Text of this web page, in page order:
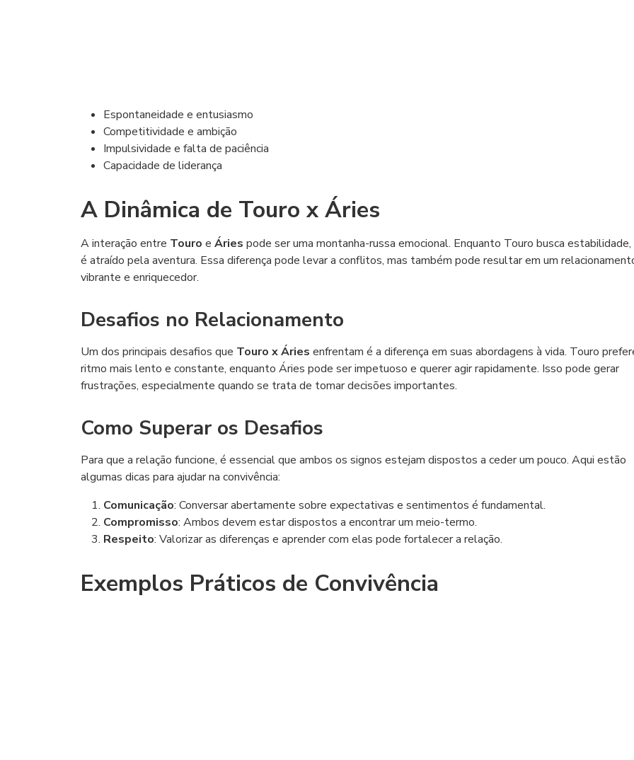
Espontaneidade e entusiasmo
Competitividade e ambição
Impulsividade e falta de paciência
Capacidade de liderança
A Dinâmica de Touro x Áries
A interação entre Touro e Áries pode ser uma montanha-russa emocional. Enquanto Touro busca
é atraído pela aventura. Essa diferença pode levar a conflitos, mas também pode resultar em um
vibrante e enriquecedor.
Desafios no Relacionamento
Um dos principais desafios que Touro x Áries enfrentam é a diferença em suas abordagens à vida. Touro
ritmo mais lento e constante, enquanto Áries pode ser impetuoso e querer agir rapidamente. Isso pode gerar
frustrações, especialmente quando se trata de tomar decisões importantes.
Como Superar os Desafios
Para que a relação funcione, é essencial que ambos os signos estejam dispostos a ceder um pouco. Aqui estão
algumas dicas para ajudar na convivência:
Comunicação: Conversar abertamente sobre expectativas e sentimentos é fundamental.
Compromisso: Ambos devem estar dispostos a encontrar um meio-termo.
Respeito: Valorizar as diferenças e aprender com elas pode fortalecer a relação.
Exemplos Práticos de Convivência